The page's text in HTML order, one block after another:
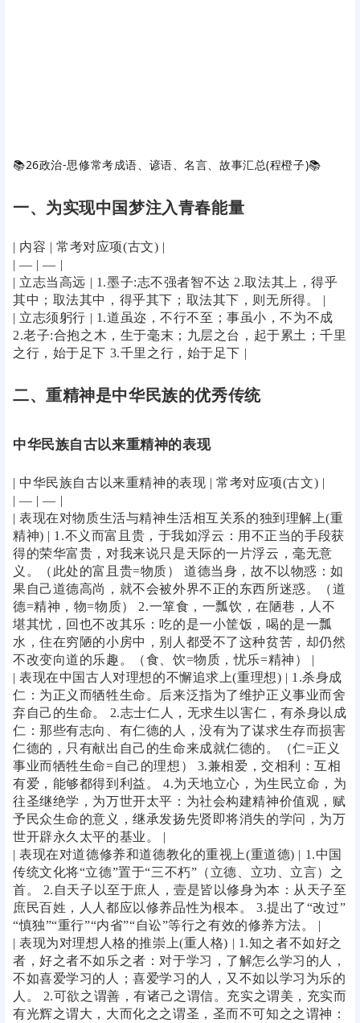
📚26政治-思修常考成语、谚语、名言、故事汇总(程橙子)📚
一、为实现中国梦注入青春能量
| 内容 | 常考对应项(古文) |
| — | — |
| 立志当高远 | 1.墨子:志不强者智不达 2.取法其上，得乎
其中；取法其中，得乎其下；取法其下，则无所得。 |
| 立志须躬行 | 1.道虽迩，不行不至；事虽小，不为不成
2.老子:合抱之木，生于毫末；九层之台，起于累土；千里
之行，始于足下 3.千里之行，始于足下 |
二、重精神是中华民族的优秀传统
中华民族自古以来重精神的表现
| 中华民族自古以来重精神的表现 | 常考对应项(古文) |
| — | — |
| 表现在对物质生活与精神生活相互关系的独到理解上(重
精神) | 1.不义而富且贵，于我如浮云：用不正当的手段获
得的荣华富贵，对我来说只是天际的一片浮云，毫无意
义。（此处的富且贵=物质） 道德当身，故不以物惑：如
果自己道德高尚，就不会被外界不正的东西所迷惑。（道
德=精神，物=物质） 2.一箪食，一瓢饮，在陋巷，人不
堪其忧，回也不改其乐：吃的是一小筐饭，喝的是一瓢
水，住在穷陋的小房中，别人都受不了这种贫苦，却仍然
不改变向道的乐趣。（食、饮=物质，忧乐=精神） |
| 表现在中国古人对理想的不懈追求上(重理想) | 1.杀身成
仁：为正义而牺牲生命。后来泛指为了维护正义事业而舍
弃自己的生命。 2.志士仁人，无求生以害仁，有杀身以成
仁：那些有志向、有仁德的人，没有为了谋求生存而损害
仁德的，只有献出自己的生命来成就仁德的。（仁=正义
事业而牺牲生命=自己的理想） 3.兼相爱，交相利：互相
有爱，能够都得到利益。 4.为天地立心，为生民立命，为
往圣继绝学，为万世开太平：为社会构建精神价值观，赋
予民众生命的意义，继承发扬先贤即将消失的学问，为万
世开辟永久太平的基业。 |
| 表现在对道德修养和道德教化的重视上(重道德) | 1.中国
传统文化将“立德”置于“三不朽”（立德、立功、立言）之
首。 2.自天子以至于庶人，壹是皆以修身为本：从天子至
庶民百姓，人人都应以修养品性为根本。 3.提出了“改过”
“慎独”“重行”“内省”“自讼”等行之有效的修养方法。 |
| 表现为对理想人格的推崇上(重人格) | 1.知之者不如好之
者，好之者不如乐之者：对于学习，了解怎么学习的人，
不如喜爱学习的人；喜爱学习的人，又不如以学习为乐的
人。 2.可欲之谓善，有诸己之谓信。充实之谓美，充实而
有光辉之谓大，大而化之之谓圣，圣而不可知之之谓神：